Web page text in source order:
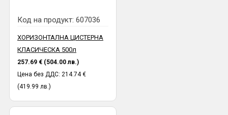
Код на продукт: 607036
ХОРИЗОНТАЛНА ЦИСТЕРНА
КЛАСИЧЕСКА 500л
257.69 € (504.00 лв.)
Цена без ДДС: 214.74 €
(419.99 лв.)